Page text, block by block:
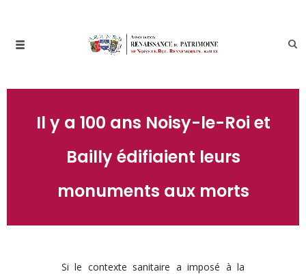
Il y a 100 ans Noisy-le-Roi et
Bailly édifiaient leurs
monuments aux morts
Si le contexte sanitaire a imposé à la